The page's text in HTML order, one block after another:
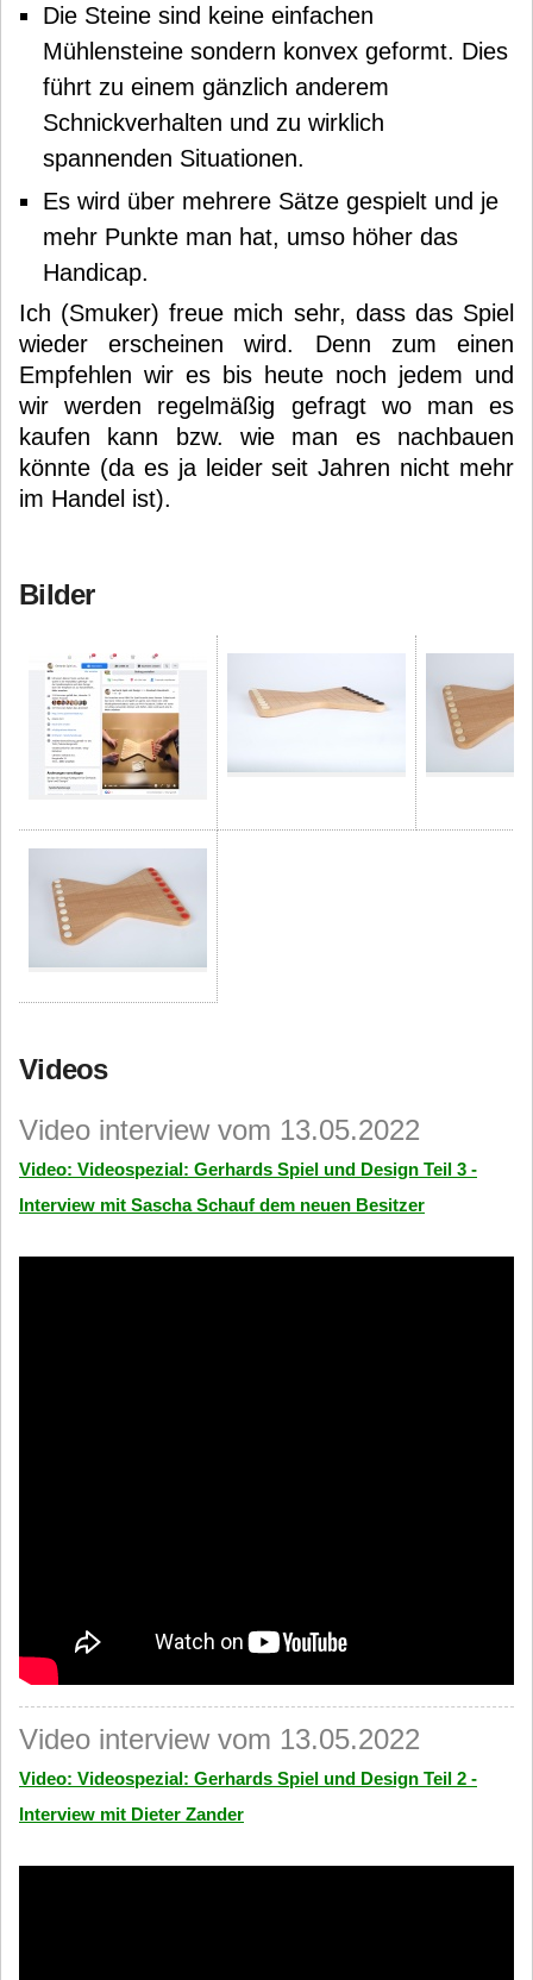
Die Steine sind keine einfachen
Mühlensteine sondern konvex geformt. Dies
führt zu einem gänzlich anderem
Schnickverhalten und zu wirklich
spannenden Situationen.
Es wird über mehrere Sätze gespielt und je
mehr Punkte man hat, umso höher das
Handicap.
Ich (Smuker) freue mich sehr, dass das Spiel
wieder erscheinen wird. Denn zum einen
Empfehlen wir es bis heute noch jedem und
wir werden regelmäßig gefragt wo man es
kaufen kann bzw. wie man es nachbauen
könnte (da es ja leider seit Jahren nicht mehr
im Handel ist).
Bilder
Videos
Video interview vom 13.05.2022
Video: Videospezial: Gerhards Spiel und Design Teil 3 -
Interview mit Sascha Schauf dem neuen Besitzer
Video interview vom 13.05.2022
Video: Videospezial: Gerhards Spiel und Design Teil 2 -
Interview mit Dieter Zander